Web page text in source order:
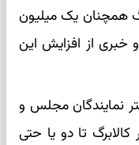
همچنان یک میلیون
خبری از افزایش این
نمایندگان مجلس و
تا دو یا حتی